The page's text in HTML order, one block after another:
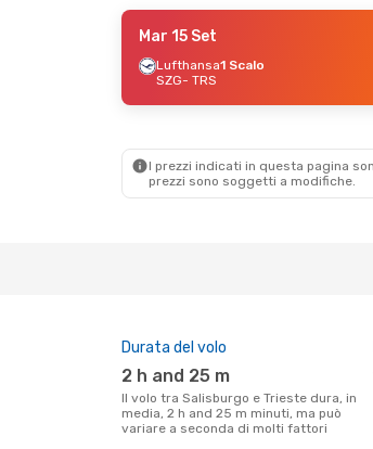
Mar 15 Set
Lufthansa1 Scalo
SZG- TRS
I prezzi indicati in questa pagina
prezzi sono soggetti a modifiche.
Durata del volo
2 h and 25 m
Il volo tra Salisburgo e Trieste dura, in
media, 2 h and 25 m minuti, ma può
variare a seconda di molti fattori